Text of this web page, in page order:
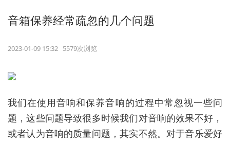
音箱保养经常疏忽的几个问题
2023-01-09 15:32 5579次浏览
我们在使用音响和保养音响的过程中常忽视一些问
题，这些问题导致很多时候我们对音响的效果不好，
或者认为音响的质量问题，其实不然。对于音乐爱好